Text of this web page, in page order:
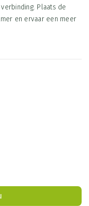
Plaats de
en ervaar een meer